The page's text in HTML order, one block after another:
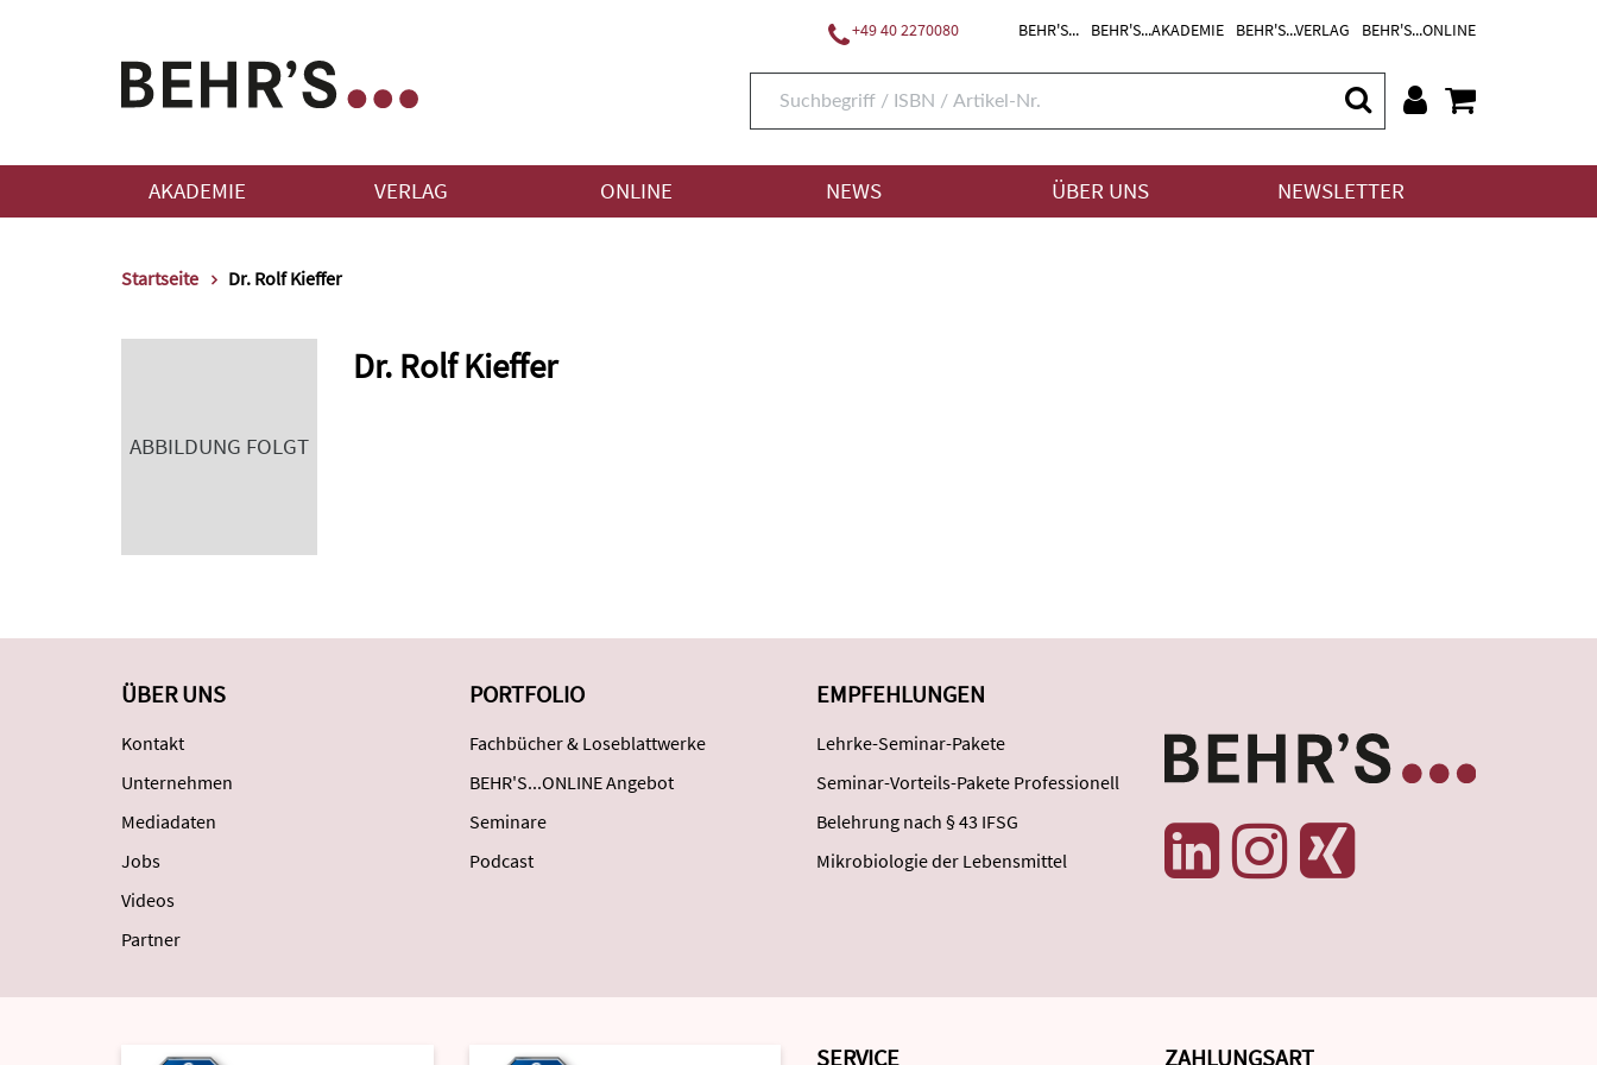
+49 40 2270080 BEHR'S... BEHR'S...AKADEMIE BEHR'S...VERLAG BEHR'S...ONLINE
AKADEMIE VERLAG ONLINE NEWS ÜBER UNS NEWSLETTER
Startseite Dr. Rolf Kieffer
ABBILDUNG FOLGT
Dr. Rolf Kieffer
ÜBER UNS
Kontakt
Unternehmen
Mediadaten
Jobs
Videos
Partner
PORTFOLIO
Fachbücher & Loseblattwerke
BEHR'S...ONLINE Angebot
Seminare
Podcast
EMPFEHLUNGEN
Lehrke-Seminar-Pakete
Seminar-Vorteils-Pakete Professionell
Belehrung nach § 43 IFSG
Mikrobiologie der Lebensmittel
SERVICE ZAHLUNGSART